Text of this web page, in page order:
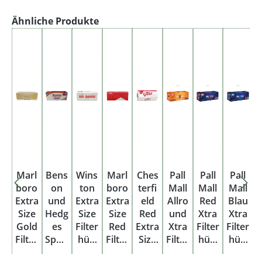
Produktgalerie überspringen
Ähnliche Produkte
Marl
boro
Extra
Size
Gold
Filter
Bens
on
und
Hedg
es
Speci
Wins
ton
Extra
Size
Filter
hüls
Marl
boro
Extra
Size
Red
Filter
Ches
terfi
eld
Red
Extra
Size
Pall
Mall
Allro
und
Xtra
Filter
Pall
Mall
Red
Xtra
Filter
hüls
Pall
Mall
Blau
Xtra
Filter
hüls